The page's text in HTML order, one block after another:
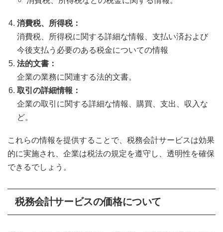
消費税、所得税：
消費税、所得税に関する詳細な情報、支払い済および
今後支払う必要のある税金についての情報
法的文書：
企業の業務に関連する法的文書。
取引の詳細情報：
企業の取引に関する詳細な情報、購買、支出、収入な
ど。
これらの情報を提供することで、税務会計サービスは効果
的に実施され、企業は税法の規定を遵守し、透明性を確保
できるでしょう。
税務会計サービスの価格について